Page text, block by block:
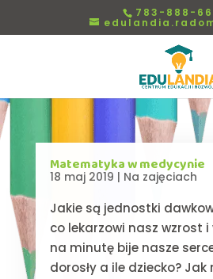
783-888-
Matematyka w medycynie
18 maj 2019 | Na zajęciach
Jakie są jednostki
co lekarzowi nasz wzrost
na minutę bije nasze
dorosły a ile dziecko?